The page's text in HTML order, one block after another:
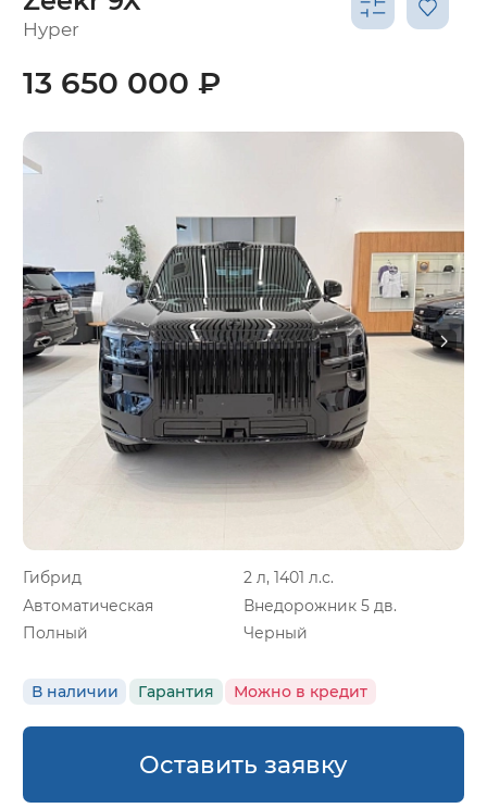
Hyper
Гибрид
2 л, 1401 л.с.
Автоматическая
Внедорожник 5 дв.
Полный
Черный
В наличии Гарантия Можно в кредит
13 650 000 ₽
Оставить заявку